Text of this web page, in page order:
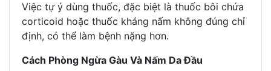
Việc tự ý dùng thuốc, đặc biệt là thuốc bôi chứa
corticoid hoặc thuốc kháng nấm không đúng chỉ
định, có thể làm bệnh nặng hơn.
Cách Phòng Ngừa Gàu Và Nấm Da Đầu